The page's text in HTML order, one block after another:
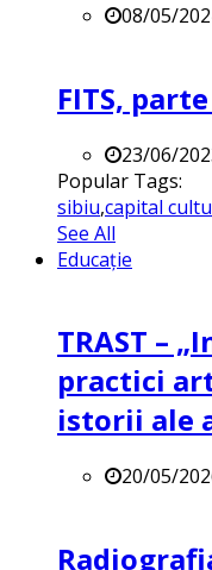
08/05/
FITS,
23/06/
Popular Tags:
sibiu,capital
See All
Educație
TRAST –
practici
istorii ale
20/05/